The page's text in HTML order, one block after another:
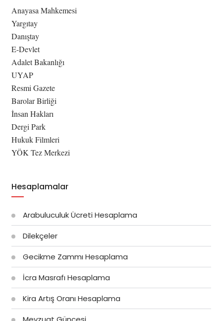
Anayasa Mahkemesi
Yargıtay
Danıştay
E-Devlet
Adalet Bakanlığı
UYAP
Resmi Gazete
Barolar Birliği
İnsan Hakları
Dergi Park
Hukuk Filmleri
YÖK Tez Merkezi
Hesaplamalar
Arabuluculuk Ücreti Hesaplama
Dilekçeler
Gecikme Zammı Hesaplama
İcra Masrafı Hesaplama
Kira Artış Oranı Hesaplama